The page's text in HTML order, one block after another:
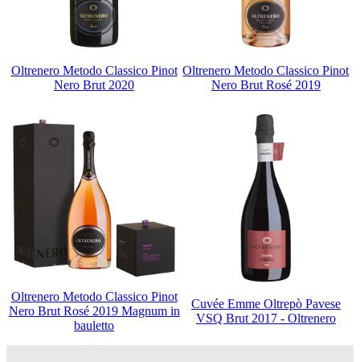
Oltrenero Metodo Classico Pinot
Nero Brut 2020
Oltrenero Metodo Classico Pinot
Nero Brut Rosé 2019
Oltrenero Metodo Classico Pinot
Nero Brut Rosé 2019 Magnum in
bauletto
Cuvée Emme Oltrepò Pavese
VSQ Brut 2017 - Oltrenero